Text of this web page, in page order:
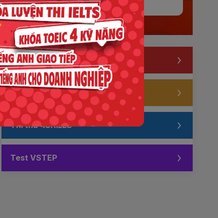
Zalo
Thi thử IELTS
Thi thử TOEIC
Thi thử 4SKILLS
Test VSTEP